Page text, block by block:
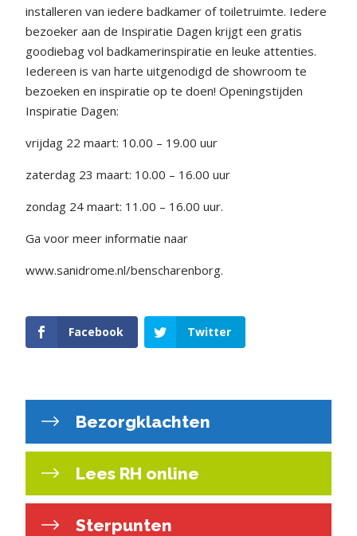
installeren van iedere badkamer of toiletruimte. Iedere
bezoeker aan de Inspiratie Dagen krijgt een gratis
goodiebag vol badkamerinspiratie en leuke attenties.
Iedereen is van harte uitgenodigd de showroom te
bezoeken en inspiratie op te doen! Openingstijden
Inspiratie Dagen:
vrijdag 22 maart: 10.00 – 19.00 uur
zaterdag 23 maart: 10.00 – 16.00 uur
zondag 24 maart: 11.00 – 16.00 uur.
Ga voor meer informatie naar
www.sanidrome.nl/benscharenborg.
Facebook Twitter
Bezorgklachten
Lees RH online
Sterpunten